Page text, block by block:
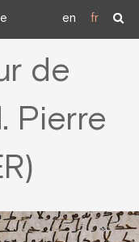
en fr
de
Pierre